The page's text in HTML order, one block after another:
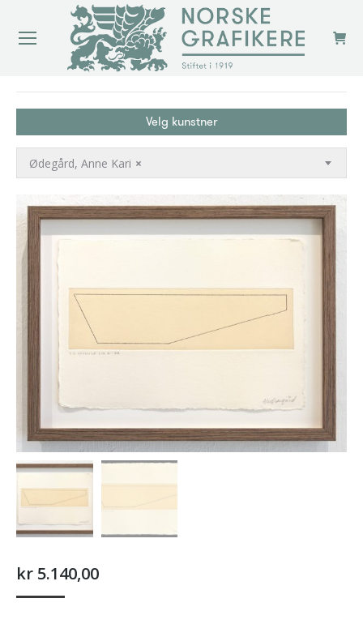
Velg kunstner
×
Ødegård, Anne Kari
kr 5.140,00